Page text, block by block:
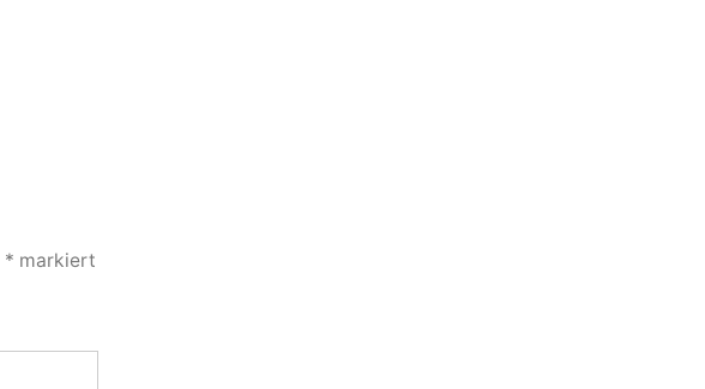
* markiert